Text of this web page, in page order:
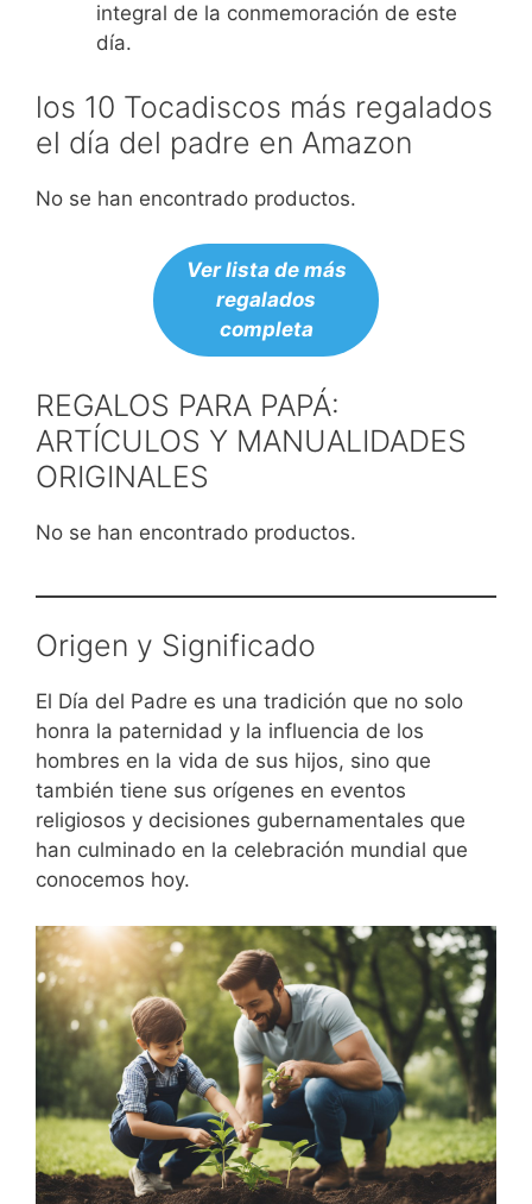
integral de la conmemoración de este
día.
los 10 Tocadiscos más regalados
el día del padre en Amazon
No se han encontrado productos.
Ver lista de más
regalados
completa
REGALOS PARA PAPÁ:
ARTÍCULOS Y MANUALIDADES
ORIGINALES
No se han encontrado productos.
Origen y Significado
El Día del Padre es una tradición que no solo
honra la paternidad y la influencia de los
hombres en la vida de sus hijos, sino que
también tiene sus orígenes en eventos
religiosos y decisiones gubernamentales que
han culminado en la celebración mundial que
conocemos hoy.